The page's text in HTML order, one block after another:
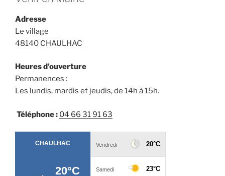
o
k
Adresse
Le village
48140 CHAULHAC
Heures d’ouverture
Permanences :
Les lundis, mardis et jeudis, de 14h à 15h.
Téléphone : 04 66 31 91 63